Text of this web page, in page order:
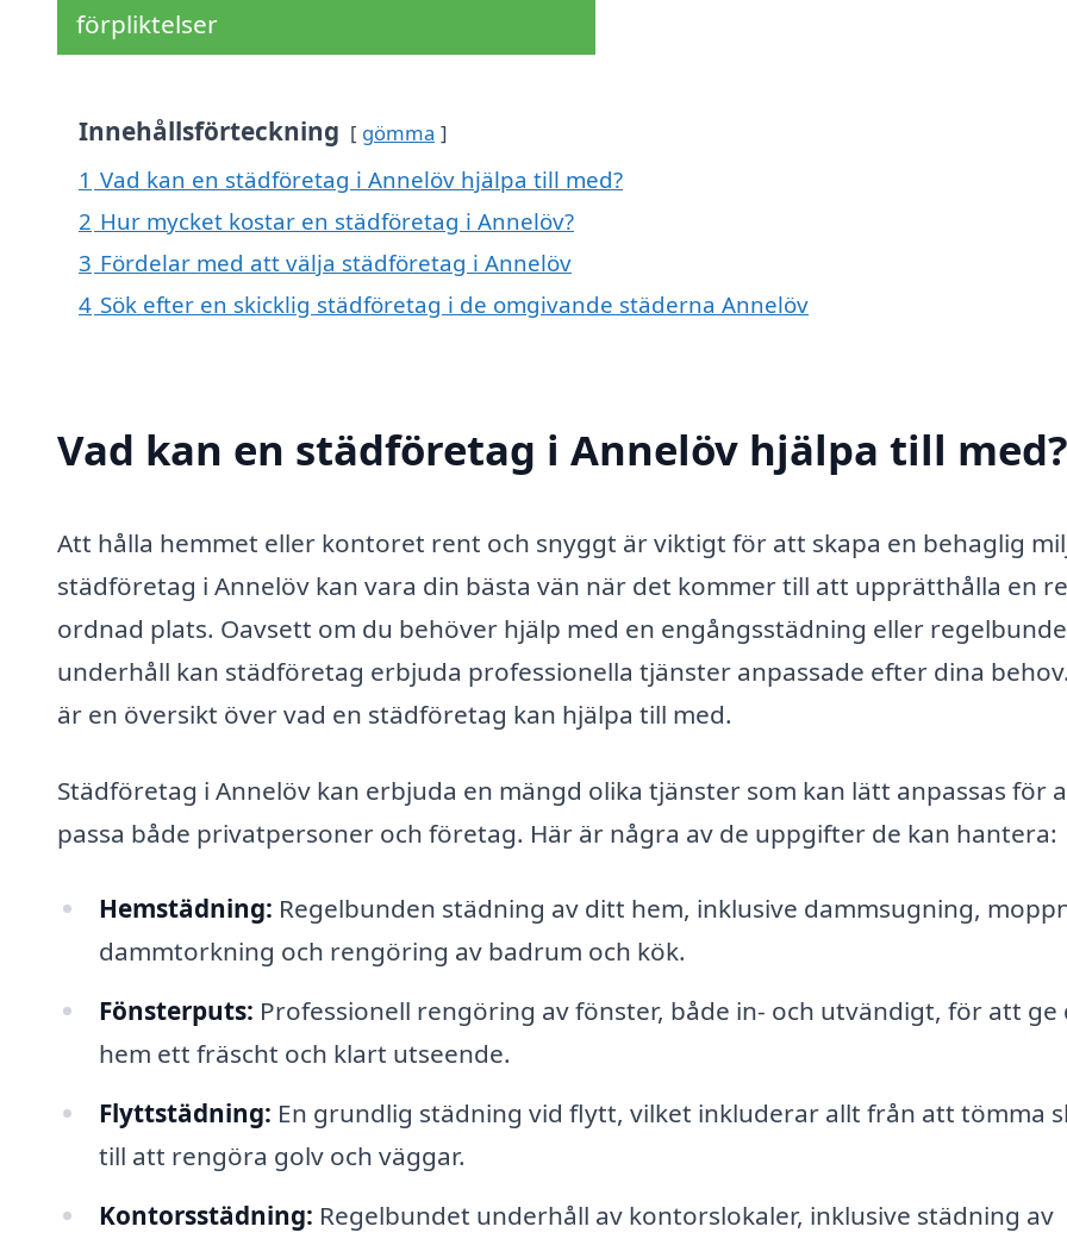
förpliktelser
Innehållsförteckning gömma
1 Vad kan en städföretag i Annelöv hjälpa till med?
2 Hur mycket kostar en städföretag i Annelöv?
3 Fördelar med att välja städföretag i Annelöv
4 Sök efter en skicklig städföretag i de omgivande städerna Annelöv
Vad kan en städföretag i Annelöv hjälpa till med?
Att hålla hemmet eller kontoret rent och snyggt är viktigt för att skapa en behaglig
städföretag i Annelöv kan vara din bästa vän när det kommer till att upprätthålla en
ordnad plats. Oavsett om du behöver hjälp med en engångsstädning eller
underhåll kan städföretag erbjuda professionella tjänster anpassade efter dina
är en översikt över vad en städföretag kan hjälpa till med.
Städföretag i Annelöv kan erbjuda en mängd olika tjänster som kan lätt anpassas för
passa både privatpersoner och företag. Här är några av de uppgifter de kan hantera:
Hemstädning: Regelbunden städning av ditt hem, inklusive dammsugning,
dammtorkning och rengöring av badrum och kök.
Fönsterputs: Professionell rengöring av fönster, både in- och utvändigt, för att ge
hem ett fräscht och klart utseende.
Flyttstädning: En grundlig städning vid flytt, vilket inkluderar allt från att tömma
till att rengöra golv och väggar.
Kontorsstädning: Regelbundet underhåll av kontorslokaler, inklusive städning av